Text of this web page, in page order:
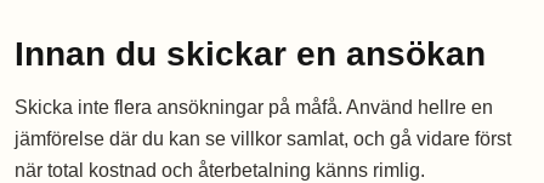
Innan du skickar en ansökan
Skicka inte flera ansökningar på måfå. Använd hellre en
jämförelse där du kan se villkor samlat, och gå vidare först
när total kostnad och återbetalning känns rimlig.